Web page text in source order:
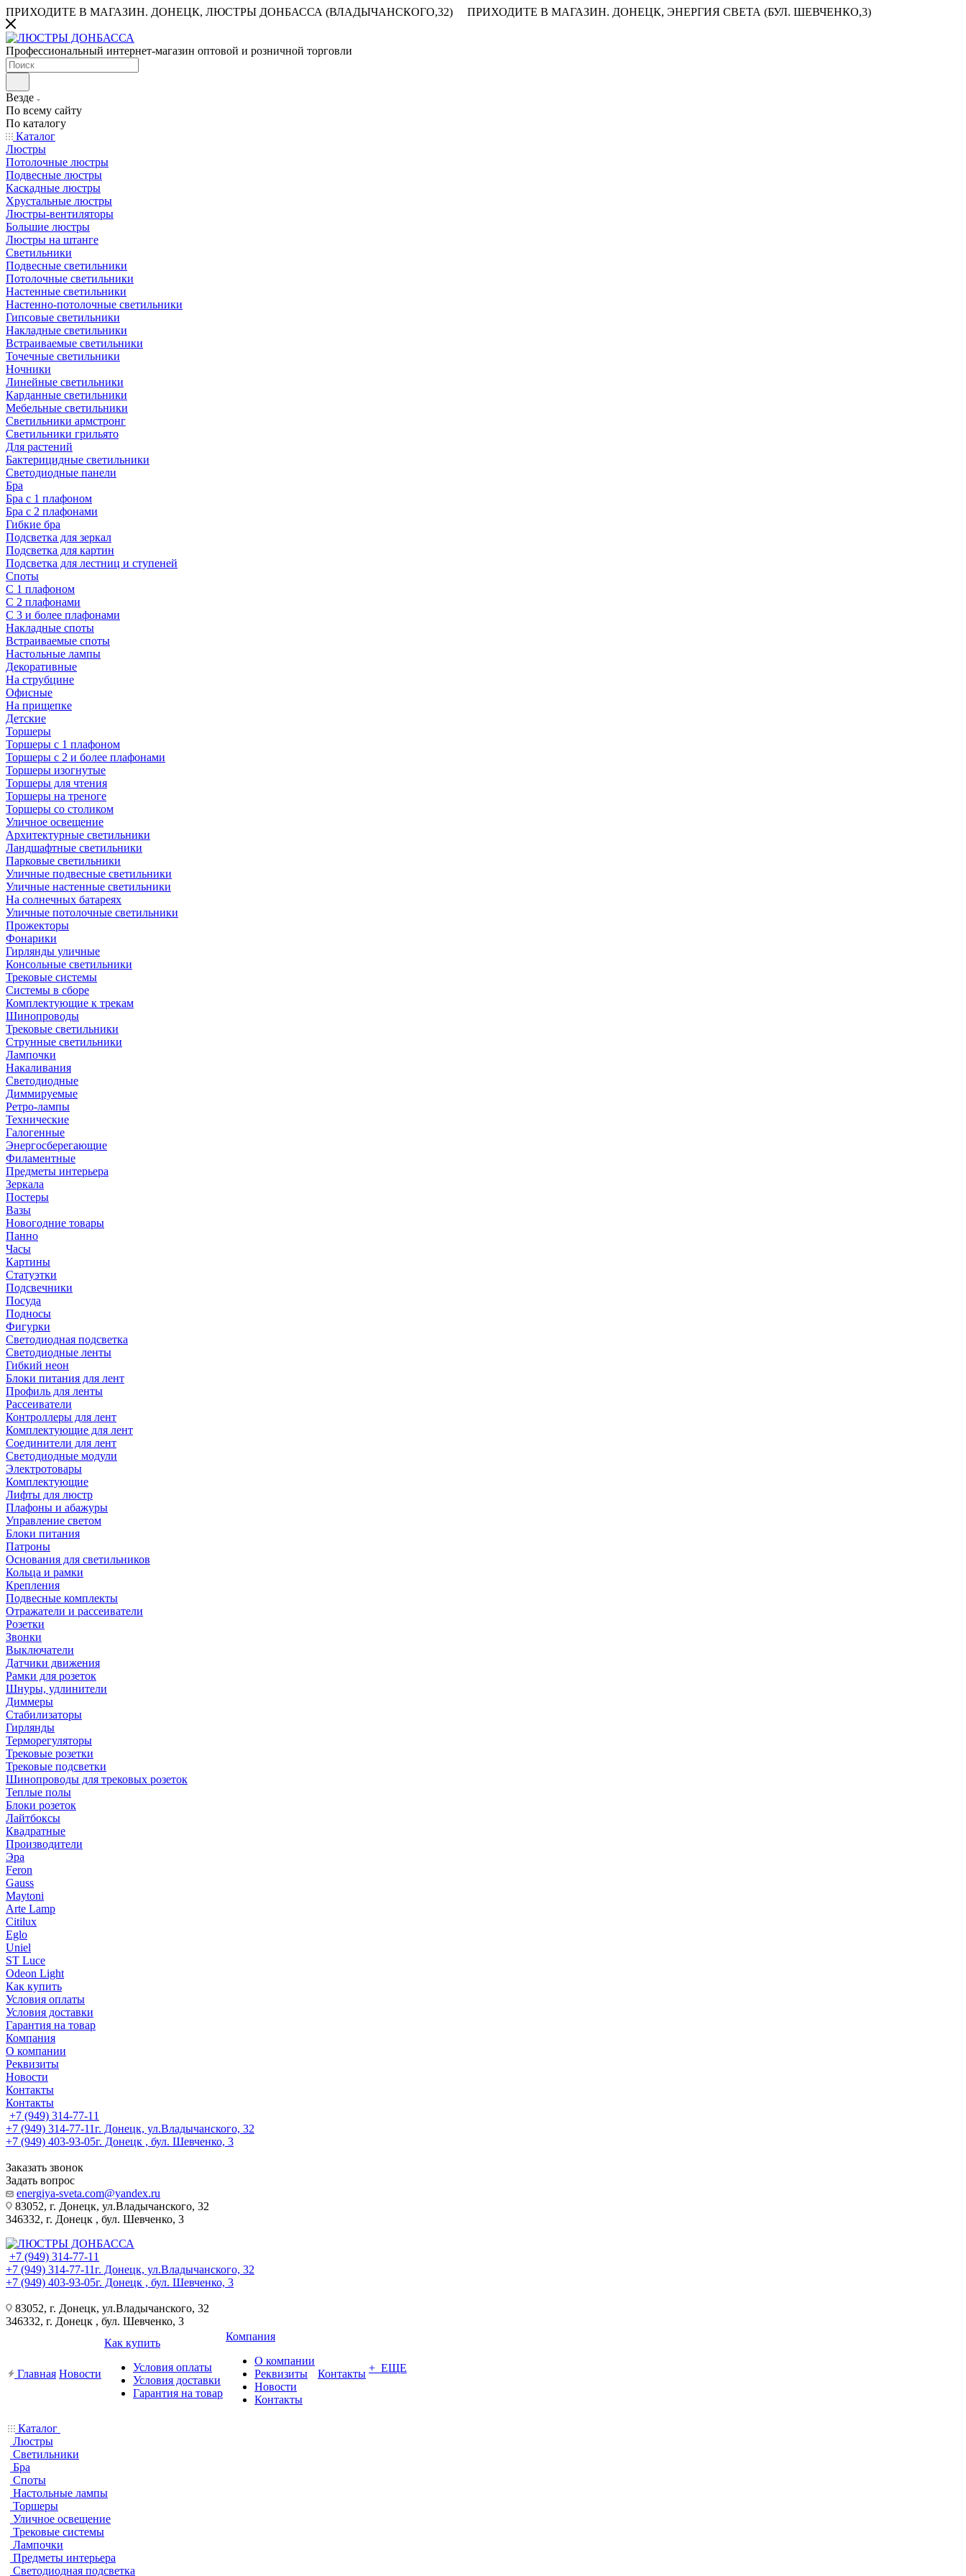
ПРИХОДИТЕ В МАГАЗИН. ДОНЕЦК, ЛЮСТРЫ ДОНБАССА (ВЛАДЫЧАНСКОГО,32) ПРИХОДИТЕ В МАГАЗИН. ДОНЕЦК, ЭНЕРГИЯ СВЕТА (БУЛ. ШЕВЧЕНКО,3)
Профессиональный интернет-магазин оптовой и розничной торговли
Везде
По всему сайту
По каталогу
Каталог
Люстры
Потолочные люстры
Подвесные люстры
Каскадные люстры
Хрустальные люстры
Люстры-вентиляторы
Большие люстры
Люстры на штанге
Светильники
Подвесные светильники
Потолочные светильники
Настенные светильники
Настенно-потолочные светильники
Гипсовые светильники
Накладные светильники
Встраиваемые светильники
Точечные светильники
Ночники
Линейные светильники
Карданные светильники
Мебельные светильники
Светильники армстронг
Светильники грильято
Для растений
Бактерицидные светильники
Светодиодные панели
Бра
Бра с 1 плафоном
Бра с 2 плафонами
Гибкие бра
Подсветка для зеркал
Подсветка для картин
Подсветка для лестниц и ступеней
Споты
С 1 плафоном
С 2 плафонами
С 3 и более плафонами
Накладные споты
Встраиваемые споты
Настольные лампы
Декоративные
На струбцине
Офисные
На прищепке
Детские
Торшеры
Торшеры с 1 плафоном
Торшеры с 2 и более плафонами
Торшеры изогнутые
Торшеры для чтения
Торшеры на треноге
Торшеры со столиком
Уличное освещение
Архитектурные светильники
Ландшафтные светильники
Парковые светильники
Уличные подвесные светильники
Уличные настенные светильники
На солнечных батареях
Уличные потолочные светильники
Прожекторы
Фонарики
Гирлянды уличные
Консольные светильники
Трековые системы
Системы в сборе
Комплектующие к трекам
Шинопроводы
Трековые светильники
Струнные светильники
Лампочки
Накаливания
Светодиодные
Диммируемые
Ретро-лампы
Технические
Галогенные
Энергосберегающие
Филаментные
Предметы интерьера
Зеркала
Постеры
Вазы
Новогодние товары
Панно
Часы
Картины
Статуэтки
Подсвечники
Посуда
Подносы
Фигурки
Светодиодная подсветка
Светодиодные ленты
Гибкий неон
Блоки питания для лент
Профиль для ленты
Рассеиватели
Контроллеры для лент
Комплектующие для лент
Соединители для лент
Светодиодные модули
Электротовары
Комплектующие
Лифты для люстр
Плафоны и абажуры
Управление светом
Блоки питания
Патроны
Основания для светильников
Кольца и рамки
Крепления
Подвесные комплекты
Отражатели и рассеиватели
Розетки
Звонки
Выключатели
Датчики движения
Рамки для розеток
Шнуры, удлинители
Диммеры
Стабилизаторы
Гирлянды
Терморегуляторы
Трековые розетки
Трековые подсветки
Шинопроводы для трековых розеток
Теплые полы
Блоки розеток
Лайтбоксы
Квадратные
Производители
Эра
Feron
Gauss
Maytoni
Arte Lamp
Citilux
Eglo
Uniel
ST Luce
Odeon Light
Как купить
Условия оплаты
Условия доставки
Гарантия на товар
Компания
О компании
Реквизиты
Новости
Контакты
Контакты
+7 (949) 314-77-11
+7 (949) 314-77-11г. Донецк, ул.Владычанского, 32
+7 (949) 403-93-05г. Донецк , бул. Шевченко, 3
Заказать звонок
Задать вопрос
energiya-sveta.com@yandex.ru
83052, г. Донецк, ул.Владычанского, 32
346332, г. Донецк , бул. Шевченко, 3
+7 (949) 314-77-11
+7 (949) 314-77-11г. Донецк, ул.Владычанского, 32
+7 (949) 403-93-05г. Донецк , бул. Шевченко, 3
83052, г. Донецк, ул.Владычанского, 32
346332, г. Донецк , бул. Шевченко, 3
Главная Новости
Как купить
Условия оплаты
Условия доставки
Гарантия на товар
Компания
О компании
Реквизиты
Новости
Контакты
Контакты + ЕЩЕ
Каталог
Люстры
Светильники
Бра
Споты
Настольные лампы
Торшеры
Уличное освещение
Трековые системы
Лампочки
Предметы интерьера
Светодиодная подсветка